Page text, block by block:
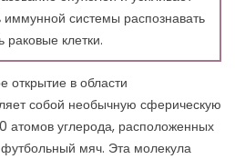
иммунной системы распознавать
раковые клетки.
в области
собой необычную сферическую
атомов углерода, расположенных
мяч. Эта молекула